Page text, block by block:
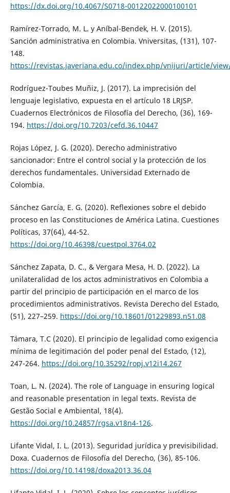
https://dx.doi.org/10.4067/S0718-00122022000100101
Ramírez-Torrado, M. L. y Aníbal-Bendek, H. V. (2015).
Sanción administrativa en Colombia. Vniversitas, (131), 107-
148.
https://revistas.javeriana.edu.co/index.php/vnijuri/article/
Rodríguez-Toubes Muñiz, J. (2017). La imprecisión del
lenguaje legislativo, expuesta en el artículo 18 LRJSP.
Cuadernos Electrónicos de Filosofía del Derecho, (36), 169-
194. https://doi.org/10.7203/cefd.36.10447
Rojas López, J. G. (2020). Derecho administrativo
sancionador: Entre el control social y la protección de los
derechos fundamentales. Universidad Externado de
Colombia.
Sánchez García, E. G. (2020). Reflexiones sobre el debido
proceso en las Constituciones de América Latina. Cuestiones
Políticas, 37(64), 44-52.
https://doi.org/10.46398/cuestpol.3764.02
Sánchez Zapata, D. C., & Vergara Mesa, H. D. (2022). La
unilateralidad de los actos administrativos en Colombia a
partir del principio de participación en el marco de los
procedimientos administrativos. Revista Derecho del Estado,
(51), 227–259. https://doi.org/10.18601/01229893.n51.08
Támara, T.C (2020). El principio de legalidad como exigencia
mínima de legitimación del poder penal del Estado, (12),
247-264. https://doi.org/10.35292/ropj.v12i14.267
Toan, L. N. (2024). The role of Language in ensuring logical
and reasonable presentation in legal texts. Revista de
Gestão Social e Ambiental, 18(4).
https://doi.org/10.24857/rgsa.v18n4-126.
Lifante Vidal, I. L. (2013). Seguridad jurídica y previsibilidad.
Doxa. Cuadernos de Filosofía del Derecho, (36), 85-106.
https://doi.org/10.14198/doxa2013.36.04